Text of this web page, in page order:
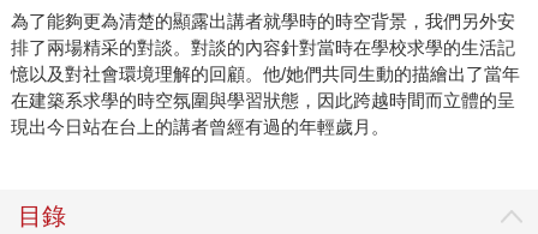
為了能夠更為清楚的顯露出講者就學時的時空背景，我們另外安
排了兩場精采的對談。對談的內容針對當時在學校求學的生活記
憶以及對社會環境理解的回顧。他/她們共同生動的描繪出了當年
在建築系求學的時空氛圍與學習狀態，因此跨越時間而立體的呈
現出今日站在台上的講者曾經有過的年輕歲月。
目錄